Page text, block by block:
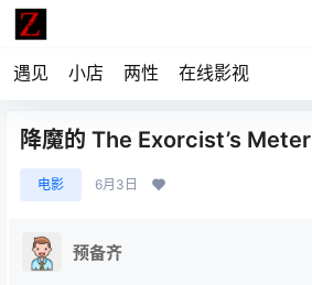
遇见 小店 两性 在线影视
降魔的 The Exorcist’s Meter
电影 6月3日
预备齐